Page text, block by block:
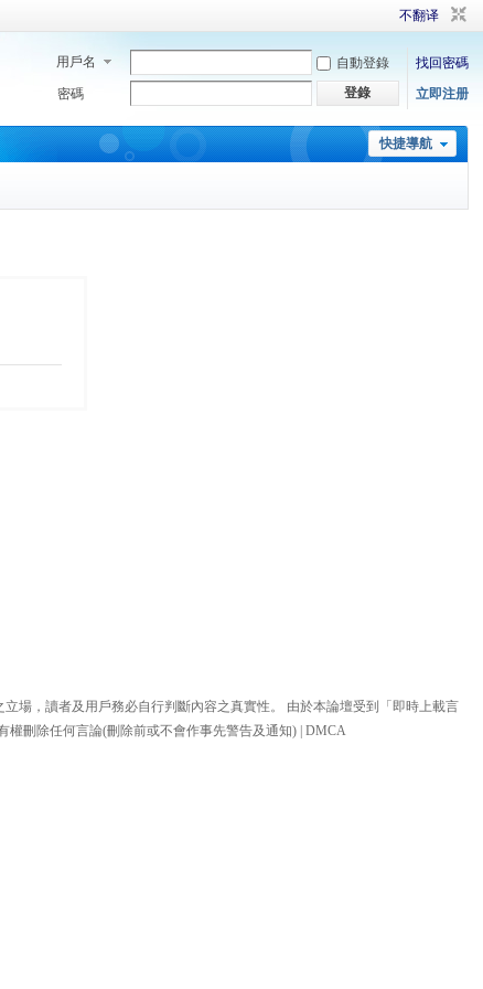
不翻译
用戶名 自動登錄
找回密碼
密碼
登錄 立即注册
快捷導航
場，讀者及用戶務必自行判斷內容之真實性。 由於本論壇受到「即時上載言
權刪除任何言論(刪除前或不會作事先警告及通知) |DMCA